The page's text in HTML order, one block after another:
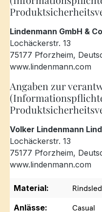
Lindenmann GmbH &
Lochäckerstr. 13
75177 Pforzheim,
www.lindenmann.com
Angaben zur
Volker Lindenmann
Lochäckerstr. 13
75177 Pforzheim,
www.lindenmann.com
Material:
Anlässe:
Casual